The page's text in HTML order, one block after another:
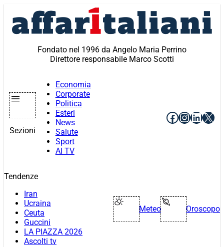
contenuto
Fondato nel 1996 da Angelo Maria Perrino
Direttore responsabile Marco Scotti
Sezioni
Economia
Corporate
Politica
Esteri
News
Salute
Sport
AI TV
Facebook
X
Tendenze
Iran
Ucraina
Ceuta
Guccini
LA PIAZZA 2026
Ascolti tv
Meteo Oroscopo